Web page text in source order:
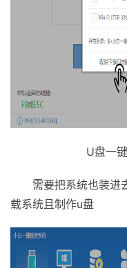
U盘一
需要把系统也装进
载系统且制作u盘